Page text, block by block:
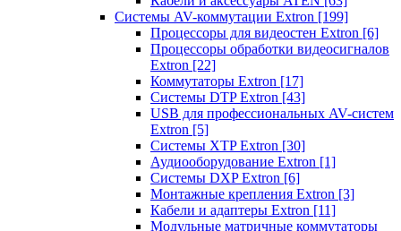
Системы AV-коммутации Extron [199]
Процессоры для видеостен Extron [6]
Процессоры обработки видеосигналов
Extron [22]
Коммутаторы Extron [17]
Системы DTP Extron [43]
USB для профессиональных AV-систем
Extron [5]
Системы XTP Extron [30]
Аудиооборудование Extron [1]
Системы DXP Extron [6]
Монтажные крепления Extron [3]
Кабели и адаптеры Extron [11]
Модульные матричные коммутаторы